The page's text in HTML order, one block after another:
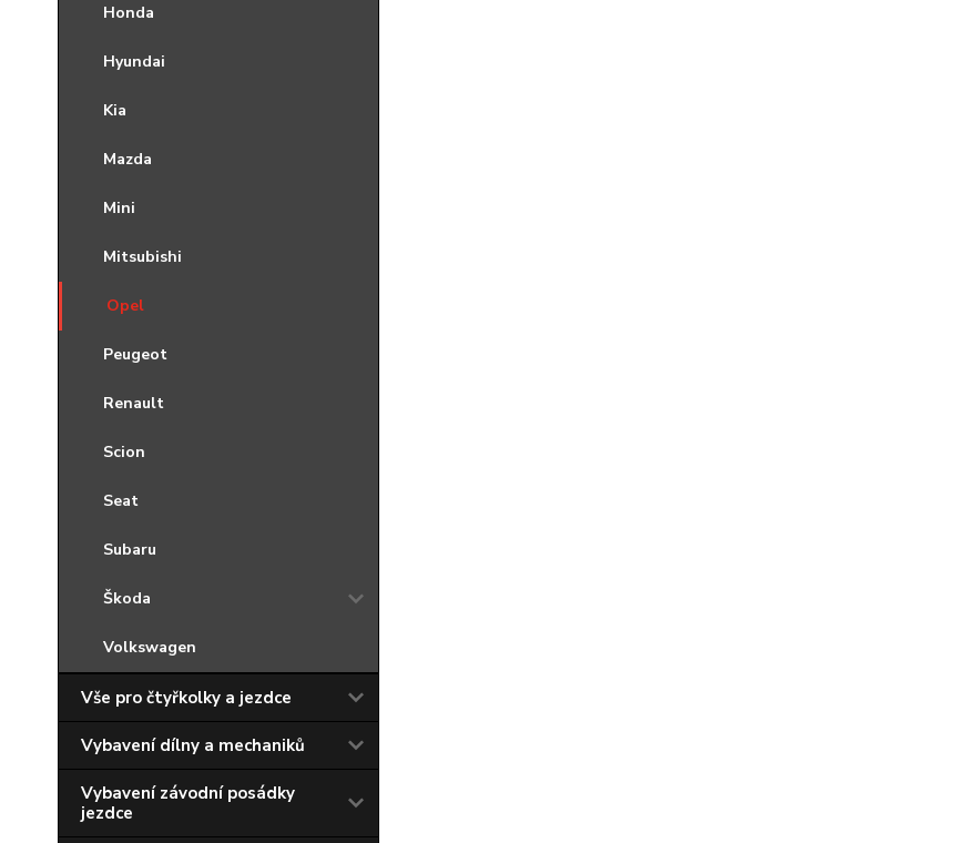
Honda
Hyundai
Kia
Mazda
Mini
Mitsubishi
Opel
Peugeot
Renault
Scion
Seat
Subaru
Škoda
Volkswagen
Vše pro čtyřkolky a jezdce
Vybavení dílny a mechaniků
Vybavení závodní posádky
jezdce